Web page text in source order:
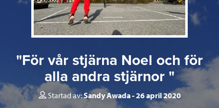
"För vår stjärna Noel och för
alla andra stjärnor "
Startad av:Sandy Awada 26 april 2020